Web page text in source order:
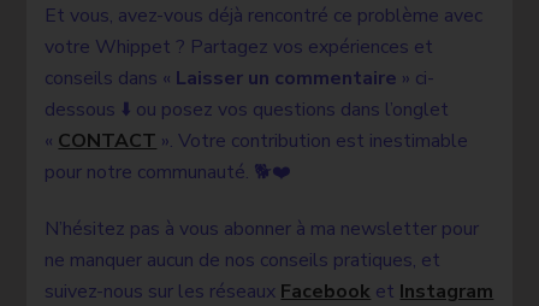
Et vous, avez-vous déjà rencontré ce problème avec
votre Whippet ? Partagez vos expériences et
conseils dans « Laisser un commentaire » ci-
dessous ⬇️ ou posez vos questions dans l’onglet
« CONTACT ». Votre contribution est inestimable
pour notre communauté. 🐕❤️
N’hésitez pas à vous abonner à ma newsletter pour
ne manquer aucun de nos conseils pratiques, et
suivez-nous sur les réseaux Facebook et Instagram